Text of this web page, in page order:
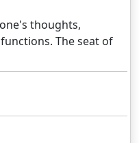
thoughts,
The seat of